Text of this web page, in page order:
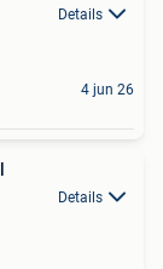
Details
4 jun 26
Details